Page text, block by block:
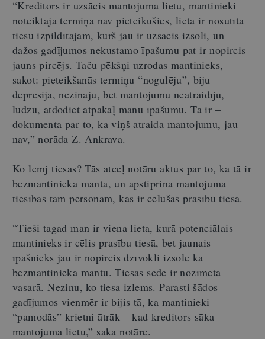
“Kreditors ir uzsācis mantojuma lietu, mantinieki
noteiktajā termiņā nav pieteikušies, lieta ir nosūtīta
tiesu izpildītājam, kurš jau ir uzsācis izsoli, un
dažos gadījumos nekustamo īpašumu pat ir nopircis
jauns pircējs. Taču pēkšņi uzrodas mantinieks,
sakot: pieteikšanās termiņu “nogulēju”, biju
depresijā, nezināju, bet mantojumu neatraidīju,
lūdzu, atdodiet atpakaļ manu īpašumu. Tā ir –
dokumenta par to, ka viņš atraida mantojumu, jau
nav,” norāda Z. Ankrava.
Ko lemj tiesas? Tās atceļ notāru aktus par to, ka tā ir
bezmantinieka manta, un apstiprina mantojuma
tiesības tām personām, kas ir cēlušas prasību tiesā.
“Tieši tagad man ir viena lieta, kurā potenciālais
mantinieks ir cēlis prasību tiesā, bet jaunais
īpašnieks jau ir nopircis dzīvokli izsolē kā
bezmantinieka mantu. Tiesas sēde ir nozīmēta
vasarā. Nezinu, ko tiesa izlems. Parasti šādos
gadījumos vienmēr ir bijis tā, ka mantinieki
“pamodās” krietni ātrāk – kad kreditors sāka
mantojuma lietu,” saka notāre.